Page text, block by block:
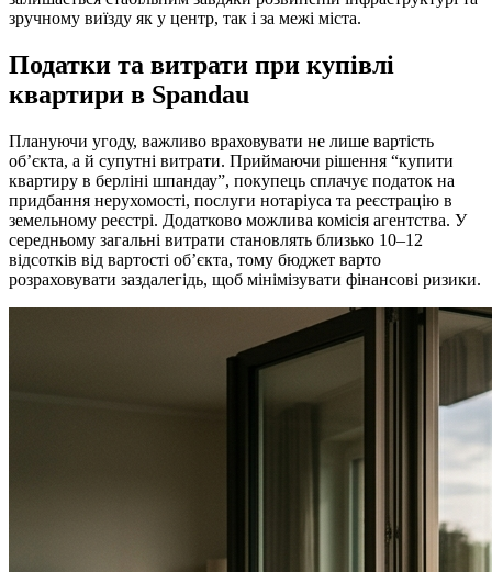
зручному виїзду як у центр, так і за межі міста.
Податки та витрати при купівлі
квартири в Spandau
Плануючи угоду, важливо враховувати не лише вартість
об’єкта, а й супутні витрати. Приймаючи рішення “купити
квартиру в берліні шпандау”, покупець сплачує податок на
придбання нерухомості, послуги нотаріуса та реєстрацію в
земельному реєстрі. Додатково можлива комісія агентства. У
середньому загальні витрати становлять близько 10–12
відсотків від вартості об’єкта, тому бюджет варто
розраховувати заздалегідь, щоб мінімізувати фінансові ризики.